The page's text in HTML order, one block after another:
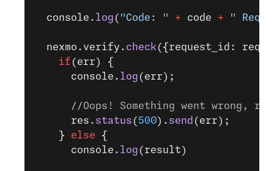
  console.
log ( "Code: " + code + "
  nexmo.verify.
check ({request_id:
    if
(err) {
      console.
log (err);
//Oops! Something went wrong,
      res.
status ( 500). send (err);
    }
else {
      console.
log (result)